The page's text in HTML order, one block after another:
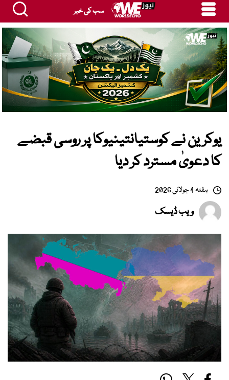
سب کی خبر
یوکرین نے کوستیانتینیوکا پر روسی قبضے
کا دعویٰ مسترد کر دیا
ہفتہ 4 جولائی 2026
ویب ڈیسک